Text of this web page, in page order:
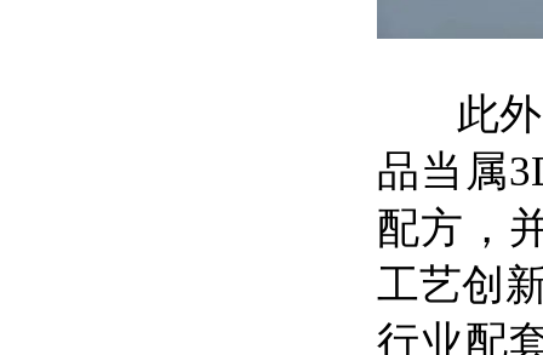
此外
品当属
配方，
工艺创
行业配